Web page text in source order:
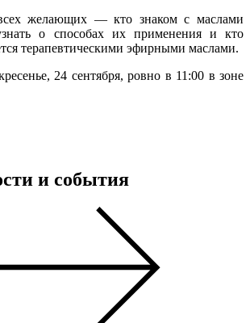
желающих — кто знаком с маслами
о способах их применения и кто
терапевтическими эфирными маслами.
24 сентября, ровно в 11:00 в зоне
и события